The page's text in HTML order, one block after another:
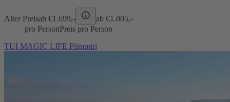
Alter Preisab €1.699,- ab €1.005,-
pro PersonPreis pro Person
TUI MAGIC LIFE Plimmiri